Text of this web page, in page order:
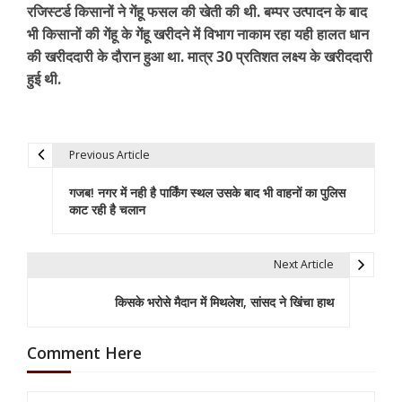
रजिस्टर्ड किसानों ने गेंहू फसल की खेती की थी. बम्पर उत्पादन के बाद
भी किसानों की गेंहू के गेंहू खरीदने में विभाग नाकाम रहा यही हालत धान
की खरीददारी के दौरान हुआ था. मात्र 30 प्रतिशत लक्ष्य के खरीददारी
हुई थी.
v
Previous Article
गजब! नगर में नही है पार्किंग स्थल उसके बाद भी वाहनों का पुलिस
काट रही है चलान
Next Article
किसके भरोसे मैदान में मिथलेश, सांसद ने खिंचा हाथ
Comment Here